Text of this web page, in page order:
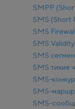
SMPP
SMS (Short
SMS Firewall
SMS
SMS
SMS тихие
SMS-
SMS-
SMS-